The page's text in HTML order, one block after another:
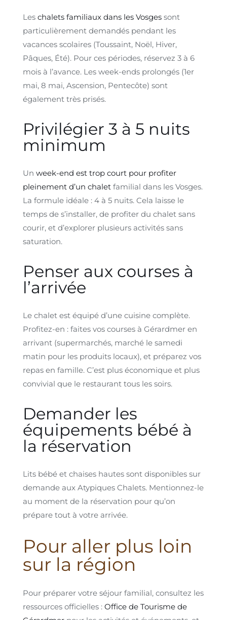
Les chalets familiaux dans les Vosges sont
particulièrement demandés pendant les
vacances scolaires (Toussaint, Noël, Hiver,
Pâques, Été). Pour ces périodes, réservez 3 à 6
mois à l’avance. Les week-ends prolongés (1er
mai, 8 mai, Ascension, Pentecôte) sont
également très prisés.
Privilégier 3 à 5 nuits
minimum
Un week-end est trop court pour profiter
pleinement d’un chalet familial dans les Vosges.
La formule idéale : 4 à 5 nuits. Cela laisse le
temps de s’installer, de profiter du chalet sans
courir, et d’explorer plusieurs activités sans
saturation.
Penser aux courses à
l’arrivée
Le chalet est équipé d’une cuisine complète.
Profitez-en : faites vos courses à Gérardmer en
arrivant (supermarchés, marché le samedi
matin pour les produits locaux), et préparez vos
repas en famille. C’est plus économique et plus
convivial que le restaurant tous les soirs.
Demander les
équipements bébé à
la réservation
Lits bébé et chaises hautes sont disponibles sur
demande aux Atypiques Chalets. Mentionnez-le
au moment de la réservation pour qu’on
prépare tout à votre arrivée.
Pour aller plus loin
sur la région
Pour préparer votre séjour familial, consultez les
ressources officielles : Office de Tourisme de